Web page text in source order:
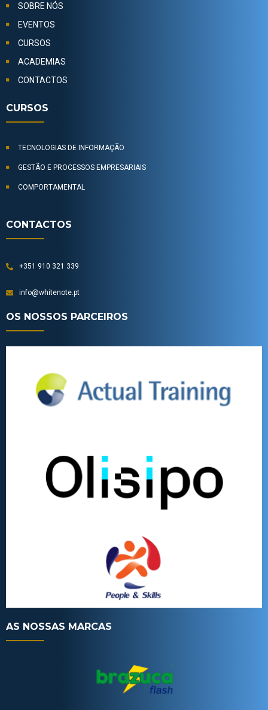
SOBRE NÓS
EVENTOS
CURSOS
ACADEMIAS
CONTACTOS
CURSOS
TECNOLOGIAS DE INFORMAÇÃO
GESTÃO E PROCESSOS EMPRESARIAIS
COMPORTAMENTAL
CONTACTOS
+351 910 321 339
info@whitenote.pt
OS NOSSOS PARCEIROS
AS NOSSAS MARCAS